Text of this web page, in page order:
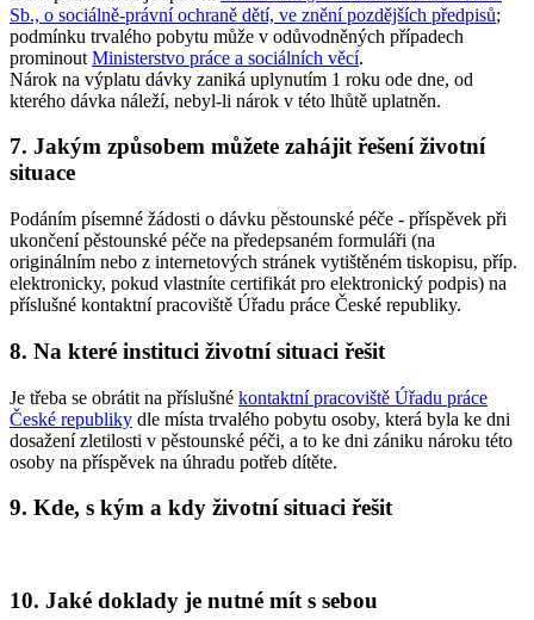
Sb., o sociálně-právní ochraně dětí, ve znění pozdějších předpisů;
podmínku trvalého pobytu může v odůvodněných případech
prominout Ministerstvo práce a sociálních věcí.
Nárok na výplatu dávky zaniká uplynutím 1 roku ode dne, od
kterého dávka náleží, nebyl-li nárok v této lhůtě uplatněn.
7. Jakým způsobem můžete zahájit řešení životní
situace
Podáním písemné žádosti o dávku pěstounské péče - příspěvek při
ukončení pěstounské péče na předepsaném formuláři (na
originálním nebo z internetových stránek vytištěném tiskopisu, příp.
elektronicky, pokud vlastníte certifikát pro elektronický podpis) na
příslušné kontaktní pracoviště Úřadu práce České republiky.
8. Na které instituci životní situaci řešit
Je třeba se obrátit na příslušné kontaktní pracoviště Úřadu práce
České republiky dle místa trvalého pobytu osoby, která byla ke dni
dosažení zletilosti v pěstounské péči, a to ke dni zániku nároku této
osoby na příspěvek na úhradu potřeb dítěte.
9. Kde, s kým a kdy životní situaci řešit
10. Jaké doklady je nutné mít s sebou